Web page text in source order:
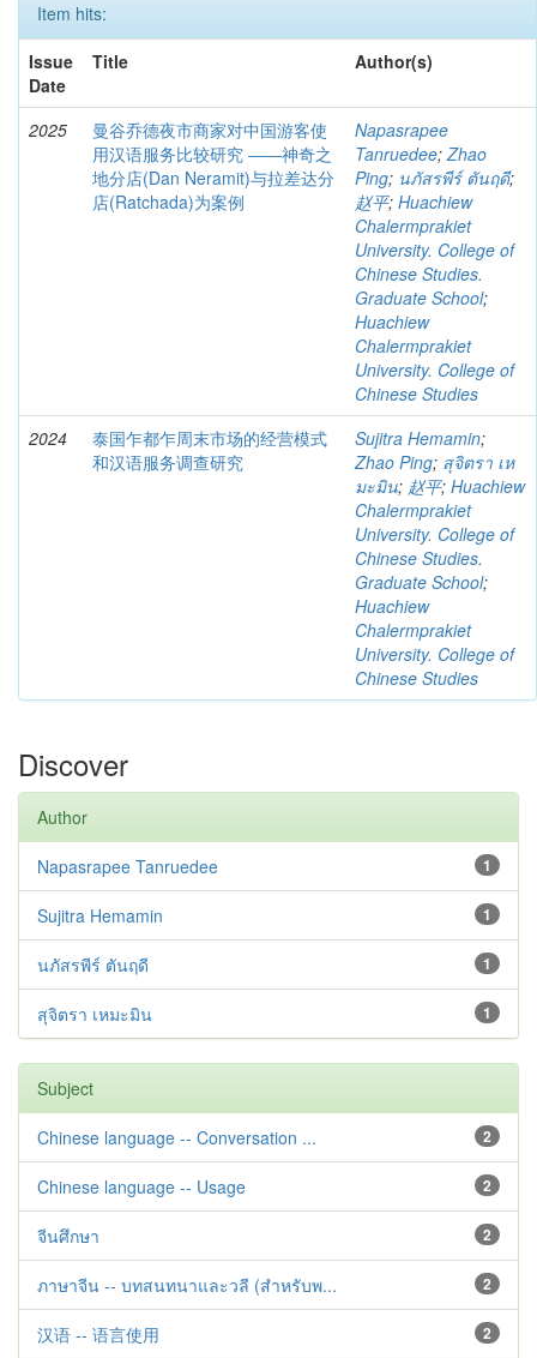
Item hits:
Issue
Date
Title Author(s)
2025
曼谷乔德夜市商家对中国游客使
用汉语服务比较研究 ――神奇之
地分店(Dan Neramit)与拉差达分
店(Ratchada)为案例
Napasrapee
Tanruedee;Zhao
Ping; นภัสรพีร์ ตันฤดี;
赵平; Huachiew
Chalermprakiet
University. College of
Chinese Studies.
Graduate School;
Huachiew
Chalermprakiet
University. College of
Chinese Studies
2024
泰国乍都乍周末市场的经营模式
和汉语服务调查研究
Sujitra Hemamin;
Zhao Ping; สุจิตรา เห
มะมิน; 赵平; Huachiew
Chalermprakiet
University. College of
Chinese Studies.
Graduate School;
Huachiew
Chalermprakiet
University. College of
Chinese Studies
Discover
Author
1
Napasrapee Tanruedee
1
Sujitra Hemamin
1
นภัสรพีร์ ตันฤดี
1
สุจิตรา เหมะมิน
Subject
2
Chinese language -- Conversation ...
2
Chinese language -- Usage
2
จีนศึกษา
2
ภาษาจีน -- บทสนทนาและวลี (สำหรับพ...
2
汉语 -- 语言使用